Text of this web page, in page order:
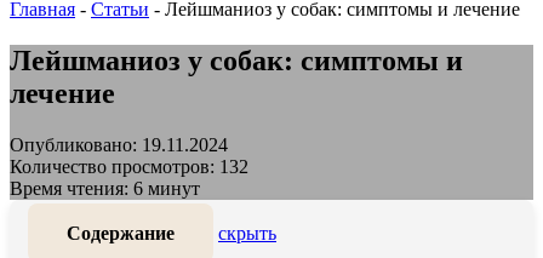
Главная - Статьи - Лейшманиоз у собак: симптомы и лечение
Лейшманиоз у собак: симптомы и
лечение
Опубликовано: 19.11.2024
Количество просмотров: 132
Время чтения: 6 минут
Содержание скрыть